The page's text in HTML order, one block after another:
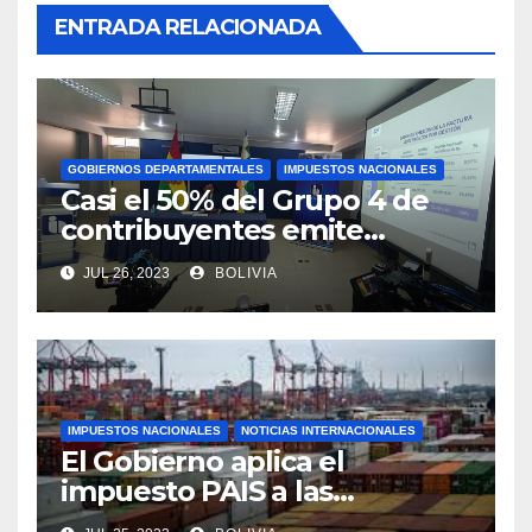
ENTRADA RELACIONADA
GOBIERNOS DEPARTAMENTALES IMPUESTOS NACIONALES
Casi el 50% del Grupo 4 de
contribuyentes emite
facturas en línea antes del
plazo fijado
JUL 26, 2023 BOLIVIA
IMPUESTOS NACIONALES NOTICIAS INTERNACIONALES
El Gobierno aplica el
impuesto PAIS a las
importaciones de algunos